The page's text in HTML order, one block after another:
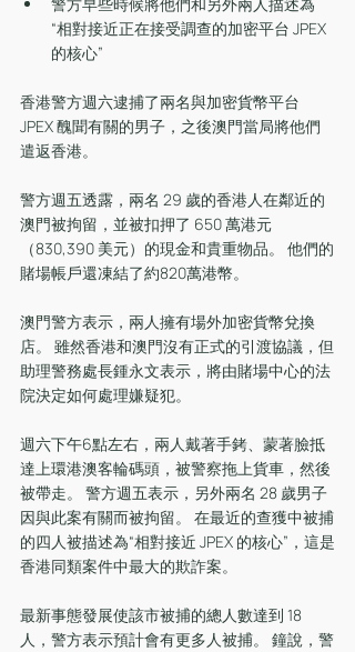
“相對接近正在接受調查的加密平台 JPEX
的核心”
香港警方週六逮捕了兩名與加密貨幣平台
JPEX 醜聞有關的男子，之後澳門當局將他們
遣返香港。
警方週五透露，兩名 29 歲的香港人在鄰近的
澳門被拘留，並被扣押了 650 萬港元
（830,390 美元）的現金和貴重物品。 他們的
賭場帳戶還凍結了約820萬港幣。
澳門警方表示，兩人擁有場外加密貨幣兌換
店。 雖然香港和澳門沒有正式的引渡協議，但
助理警務處長鍾永文表示，將由賭場中心的法
院決定如何處理嫌疑犯。
週六下午6點左右，兩人戴著手銬、蒙著臉抵
達上環港澳客輪碼頭，被警察拖上貨車，然後
被帶走。 警方週五表示，另外兩名 28 歲男子
因與此案有關而被拘留。 在最近的查獲中被捕
的四人被描述為“相對接近 JPEX 的核心”，這是
香港同類案件中最大的欺詐案。
最新事態發展使該市被捕的總人數達到 18
人，警方表示預計會有更多人被捕。 鐘說，警